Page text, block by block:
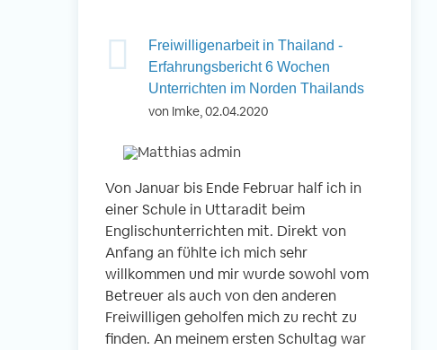
Freiwilligenarbeit in Thailand -
Erfahrungsbericht 6 Wochen
Unterrichten im Norden Thailands
von Imke, 02.04.2020
Von Januar bis Ende Februar half ich in
einer Schule in Uttaradit beim
Englischunterrichten mit. Direkt von
Anfang an fühlte ich mich sehr
willkommen und mir wurde sowohl vom
Betreuer als auch von den anderen
Freiwilligen geholfen mich zu recht zu
finden. An meinem ersten Schultag war